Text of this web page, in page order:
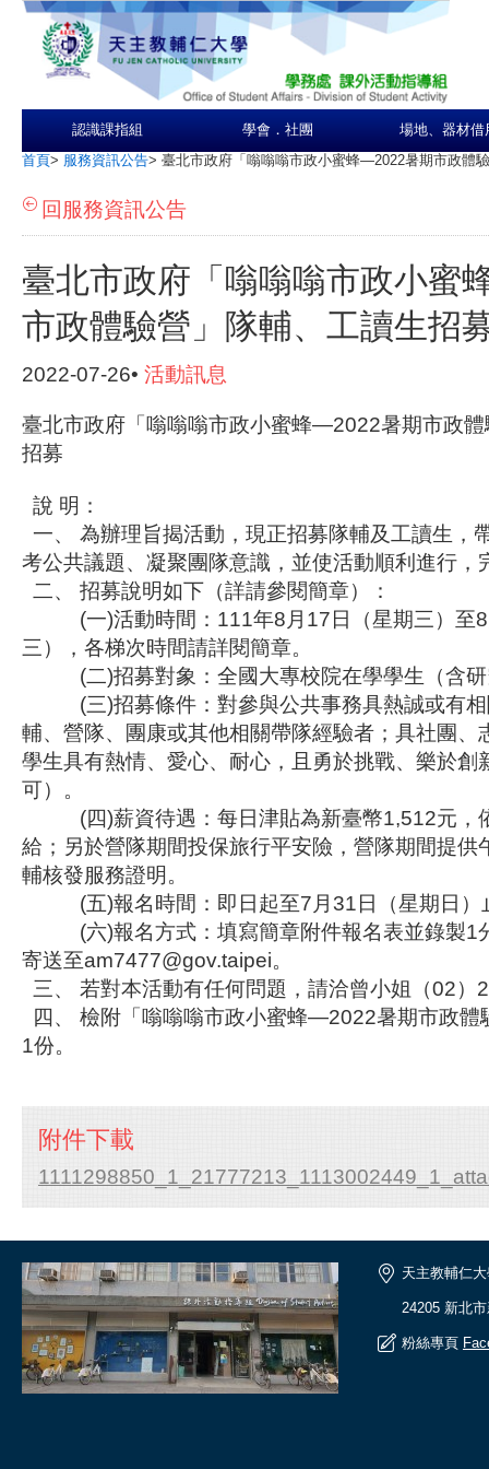
認識課指組 學會．社團 場地、器材借
首頁> 服務資訊公告> 臺北市政府「嗡嗡嗡市政小蜜蜂―2022暑期市政體
回服務資訊公告
臺北市政府「嗡嗡嗡市政小蜜
市政體驗營」隊輔、工讀生招
2022-07-26• 活動訊息
臺北市政府「嗡嗡嗡市政小蜜蜂―2022暑期市政
招募
說 明：
一、 為辦理旨揭活動，現正招募隊輔及工讀生，
考公共議題、凝聚團隊意識，並使活動順利進行
二、 招募說明如下（詳請參閱簡章）：
(一)活動時間：111年8月17日（星期三）至8
三），各梯次時間請詳閱簡章。
(二)招募對象：全國大專校院在學學生（含
(三)招募條件：對參與公共事務具熱誠或有相
輔、營隊、團康或其他相關帶隊經驗者；具社團、
學生具有熱情、愛心、耐心，且勇於挑戰、樂於創
可）。
(四)薪資待遇：每日津貼為新臺幣1,512元，
給；另於營隊期間投保旅行平安險，營隊期間提供
輔核發服務證明。
(五)報名時間：即日起至7月31日（星期日）
(六)報名方式：填寫簡章附件報名表並錄製1
寄送至am7477@gov.taipei。
三、 若對本活動有任何問題，請洽曾小姐（02
四、 檢附「嗡嗡嗡市政小蜜蜂—2022暑期市政體
1份。
附件下載
天主教輔仁
24205 新北
粉絲專頁